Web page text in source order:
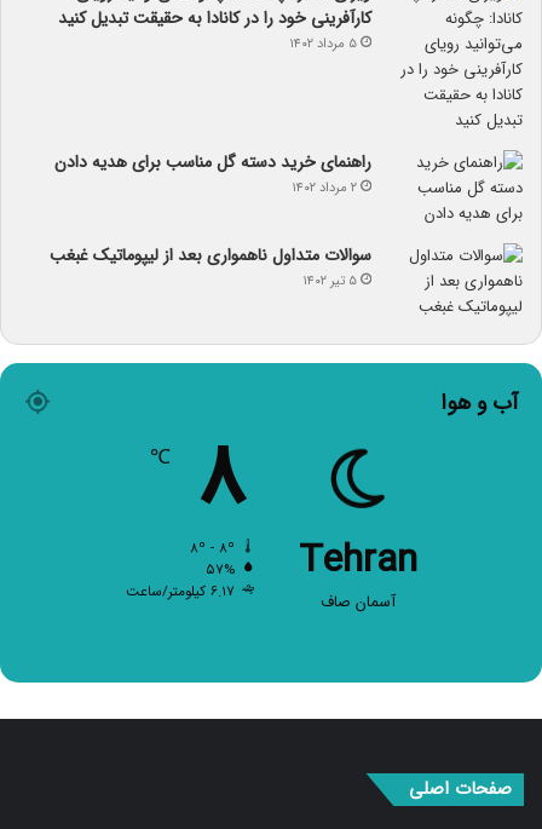
کارآفرینی خود را در کانادا به حقیقت تبدیل کنید
۵ مرداد ۱۴۰۲
راهنمای خرید دسته گل مناسب برای هدیه دادن
۲ مرداد ۱۴۰۲
سوالات متداول ناهمواری بعد از لیپوماتیک غبغب
۵ تیر ۱۴۰۲
آب و هوا
Tehran
آسمان صاف
۸ ℃
۵۷%
۶.۱۷ کیلومتر/ساعت
صفحات اصلی